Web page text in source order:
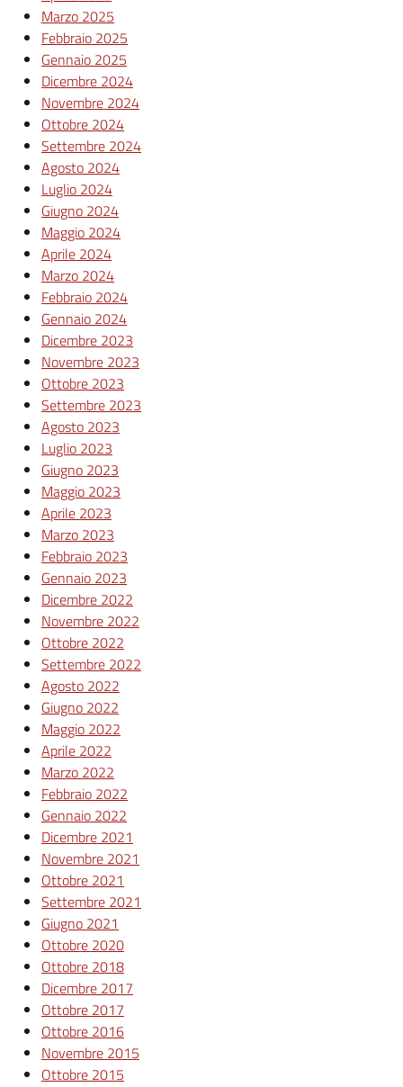
Marzo 2025
Febbraio 2025
Gennaio 2025
Dicembre 2024
Novembre 2024
Ottobre 2024
Settembre 2024
Agosto 2024
Luglio 2024
Giugno 2024
Maggio 2024
Aprile 2024
Marzo 2024
Febbraio 2024
Gennaio 2024
Dicembre 2023
Novembre 2023
Ottobre 2023
Settembre 2023
Agosto 2023
Luglio 2023
Giugno 2023
Maggio 2023
Aprile 2023
Marzo 2023
Febbraio 2023
Gennaio 2023
Dicembre 2022
Novembre 2022
Ottobre 2022
Settembre 2022
Agosto 2022
Giugno 2022
Maggio 2022
Aprile 2022
Marzo 2022
Febbraio 2022
Gennaio 2022
Dicembre 2021
Novembre 2021
Ottobre 2021
Settembre 2021
Giugno 2021
Ottobre 2020
Ottobre 2018
Dicembre 2017
Ottobre 2017
Ottobre 2016
Novembre 2015
Ottobre 2015